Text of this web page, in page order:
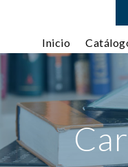
Inicio